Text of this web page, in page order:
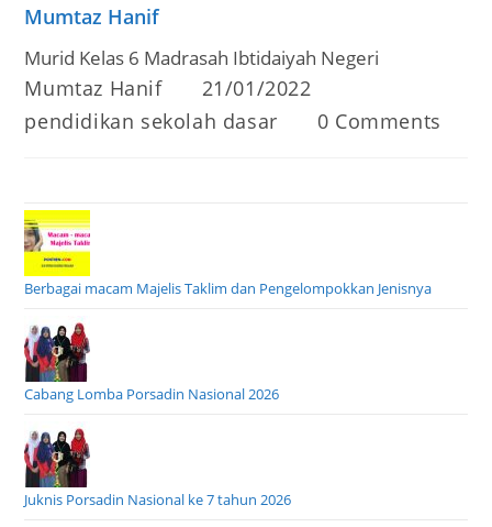
Mumtaz Hanif
Murid Kelas 6 Madrasah Ibtidaiyah Negeri
Post
Mumtaz Hanif
Post
21/01/2022
Post
category:
pendidikan sekolah dasar
Post
0 Comments
Berbagai macam Majelis Taklim dan Pengelompokkan Jenisnya
Cabang Lomba Porsadin Nasional 2026
Juknis Porsadin Nasional ke 7 tahun 2026